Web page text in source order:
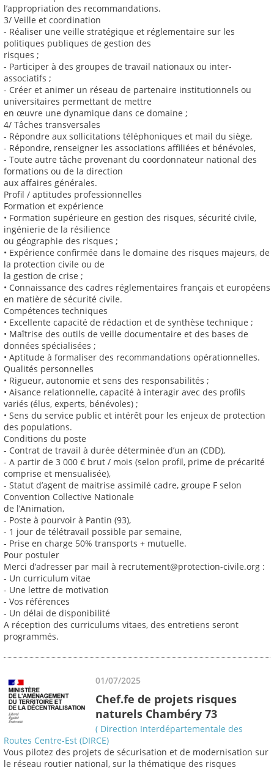
l’appropriation des recommandations.
3/ Veille et coordination
- Réaliser une veille stratégique et réglementaire sur les
politiques publiques de gestion des
risques ;
- Participer à des groupes de travail nationaux ou inter-
associatifs ;
- Créer et animer un réseau de partenaire institutionnels ou
universitaires permettant de mettre
en œuvre une dynamique dans ce domaine ;
4/ Tâches transversales
- Répondre aux sollicitations téléphoniques et mail du siège,
- Répondre, renseigner les associations affiliées et bénévoles,
- Toute autre tâche provenant du coordonnateur national des
formations ou de la direction
aux affaires générales.
Profil / aptitudes professionnelles
Formation et expérience
• Formation supérieure en gestion des risques, sécurité civile,
ingénierie de la résilience
ou géographie des risques ;
• Expérience confirmée dans le domaine des risques majeurs, de
la protection civile ou de
la gestion de crise ;
• Connaissance des cadres réglementaires français et européens
en matière de sécurité civile.
Compétences techniques
• Excellente capacité de rédaction et de synthèse technique ;
• Maîtrise des outils de veille documentaire et des bases de
données spécialisées ;
• Aptitude à formaliser des recommandations opérationnelles.
Qualités personnelles
• Rigueur, autonomie et sens des responsabilités ;
• Aisance relationnelle, capacité à interagir avec des profils
variés (élus, experts, bénévoles) ;
• Sens du service public et intérêt pour les enjeux de protection
des populations.
Conditions du poste
- Contrat de travail à durée déterminée d’un an (CDD),
- A partir de 3 000 € brut / mois (selon profil, prime de précarité
comprise et mensualisée),
- Statut d’agent de maitrise assimilé cadre, groupe F selon
Convention Collective Nationale
de l’Animation,
- Poste à pourvoir à Pantin (93),
- 1 jour de télétravail possible par semaine,
- Prise en charge 50% transports + mutuelle.
Pour postuler
Merci d’adresser par mail à recrutement@protection-civile.org :
- Un curriculum vitae
- Une lettre de motivation
- Vos références
- Un délai de disponibilité
A réception des curriculums vitaes, des entretiens seront
programmés.
01/07/2025
Chef.fe de projets risques
naturels Chambéry 73
( Direction Interdépartementale des
Routes Centre-Est (DIRCE)
Vous pilotez des projets de sécurisation et de modernisation sur
le réseau routier national, sur la thématique des risques